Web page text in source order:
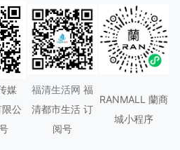
媒
限公
福清生活网 福
清都市生活 订
阅号
RANMALL 蘭商
城小程序